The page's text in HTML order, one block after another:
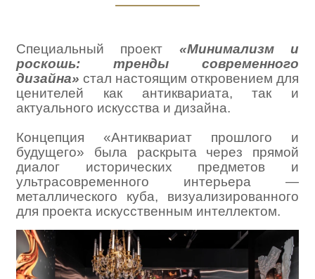
Специальный проект «Минимализм и
роскошь: тренды современного
дизайна» стал настоящим откровением для
ценителей как антиквариата, так и
актуального искусства и дизайна.
Концепция «Антиквариат прошлого и
будущего» была раскрыта через прямой
диалог исторических предметов и
ультрасовременного интерьера —
металлического куба, визуализированного
для проекта искусственным интеллектом.